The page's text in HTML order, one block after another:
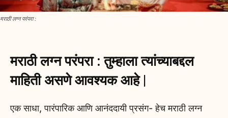
मराठी लग्न परंपरा :
मराठी लग्न परंपरा : तुम्हाला त्यांच्याबद्दल
माहिती असणे आवश्यक आहे |
एक साधा, पारंपारिक आणि आनंददायी प्रसंग- हेच मराठी लग्न